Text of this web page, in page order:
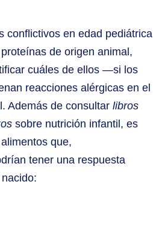
conflictivos en edad pediátrica
de origen animal,
cuáles de ellos —si los
reacciones alérgicas en el
Además de consultar libros
sobre nutrición infantil, es
que,
tener una respuesta